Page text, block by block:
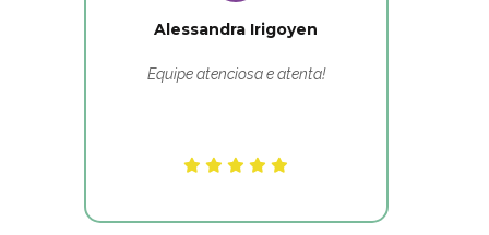
Alessandra Irigoyen
Equipe atenciosa e atenta!